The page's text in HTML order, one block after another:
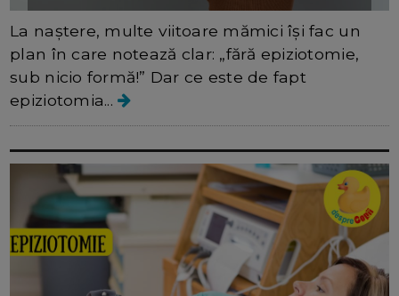
La naștere, multe viitoare mămici își fac un
plan în care notează clar: „fără epiziotomie,
sub nicio formă!” Dar ce este de fapt
epiziotomia...